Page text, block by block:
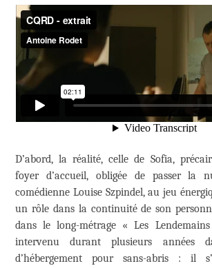
D’abord, la réalité, celle de Sofia,
foyer d’accueil, obligée de passer
comédienne Louise Szpindel, au jeu
un rôle dans la continuité de son
dans le long-métrage « Les
intervenu durant plusieurs années
d’hébergement pour sans-abris : il